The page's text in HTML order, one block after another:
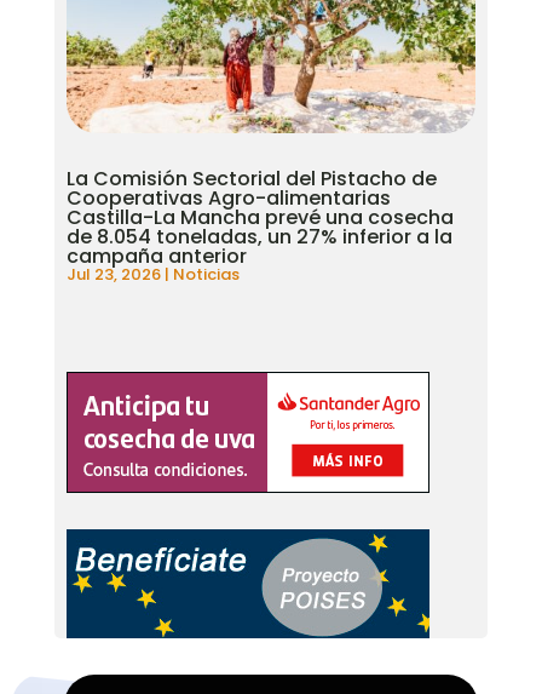
La Comisión Sectorial del Pistacho de
Cooperativas Agro-alimentarias
Castilla-La Mancha prevé una cosecha
de 8.054 toneladas, un 27% inferior a la
campaña anterior
Jul 23, 2026| Noticias